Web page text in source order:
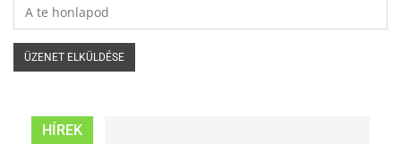
HÍREK